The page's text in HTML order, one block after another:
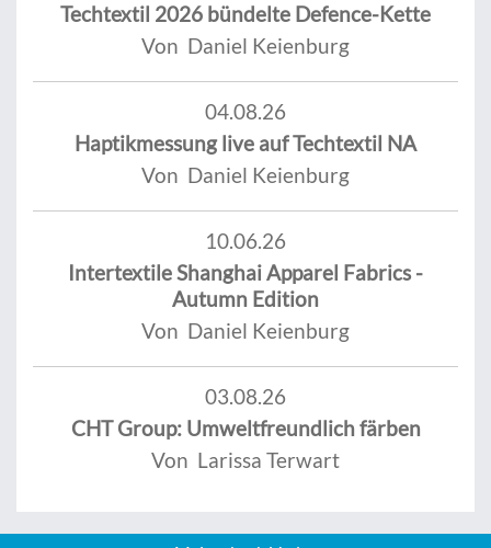
Techtextil 2026 bündelte Defence-Kette
Von Daniel Keienburg
04.08.26
Haptikmessung live auf Techtextil NA
Von Daniel Keienburg
10.06.26
Intertextile Shanghai Apparel Fabrics -
Autumn Edition
Von Daniel Keienburg
03.08.26
CHT Group: Umweltfreundlich färben
Von Larissa Terwart